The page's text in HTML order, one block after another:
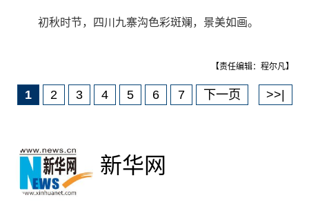
初秋时节，四川九寨沟色彩斑斓，景美如画。
【责任编辑：程尔凡】
1 2 3 4 5 6 7 下一页 >>|
新华网